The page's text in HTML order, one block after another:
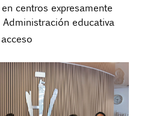
centros expresamente
educativa